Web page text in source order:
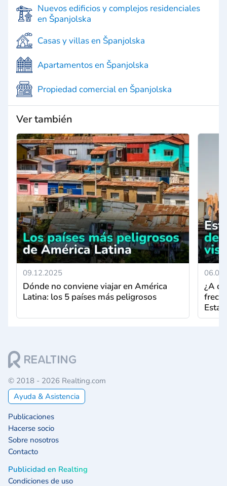
Nuevos edificios y complejos residenciales
en Španjolska
Casas y villas en Španjolska
Apartamentos en Španjolska
Propiedad comercial en Španjolska
Ver también
09.12.2025
Dónde no conviene viajar en América
Latina: los 5 países más peligrosos
¿A
© 2018 - 2026 Realting.com
Ayuda & Asistencia
Publicaciones
Hacerse socio
Sobre nosotros
Contacto
Publicidad en Realting
Condiciones de uso